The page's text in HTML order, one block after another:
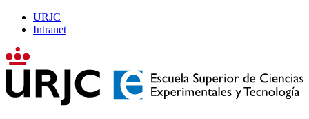
URJC
Intranet